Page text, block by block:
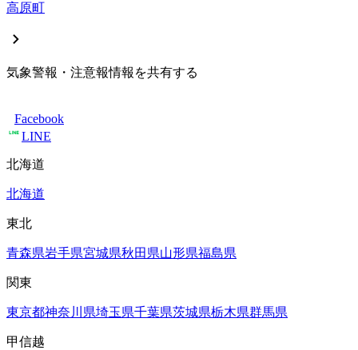
高原町
気象警報・注意報情報を共有する
Facebook
LINE
北海道
北海道
東北
青森県岩手県宮城県秋田県山形県福島県
関東
東京都神奈川県埼玉県千葉県茨城県栃木県群馬県
甲信越